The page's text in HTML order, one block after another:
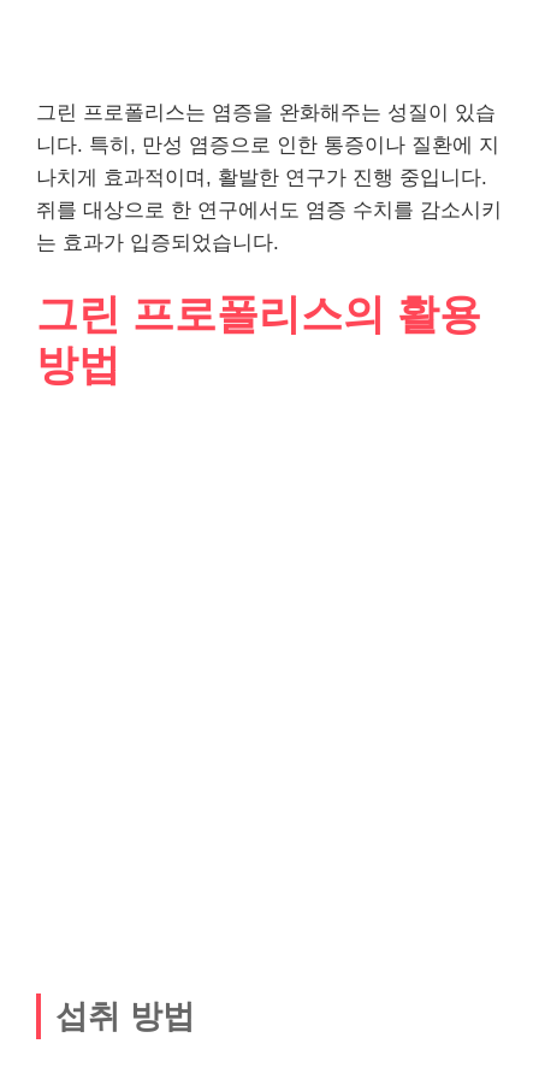
그린 프로폴리스는 염증을 완화해주는 성질이 있습
니다. 특히, 만성 염증으로 인한 통증이나 질환에 지
나치게 효과적이며, 활발한 연구가 진행 중입니다.
쥐를 대상으로 한 연구에서도 염증 수치를 감소시키
는 효과가 입증되었습니다.
그린 프로폴리스의 활용
방법
섭취 방법